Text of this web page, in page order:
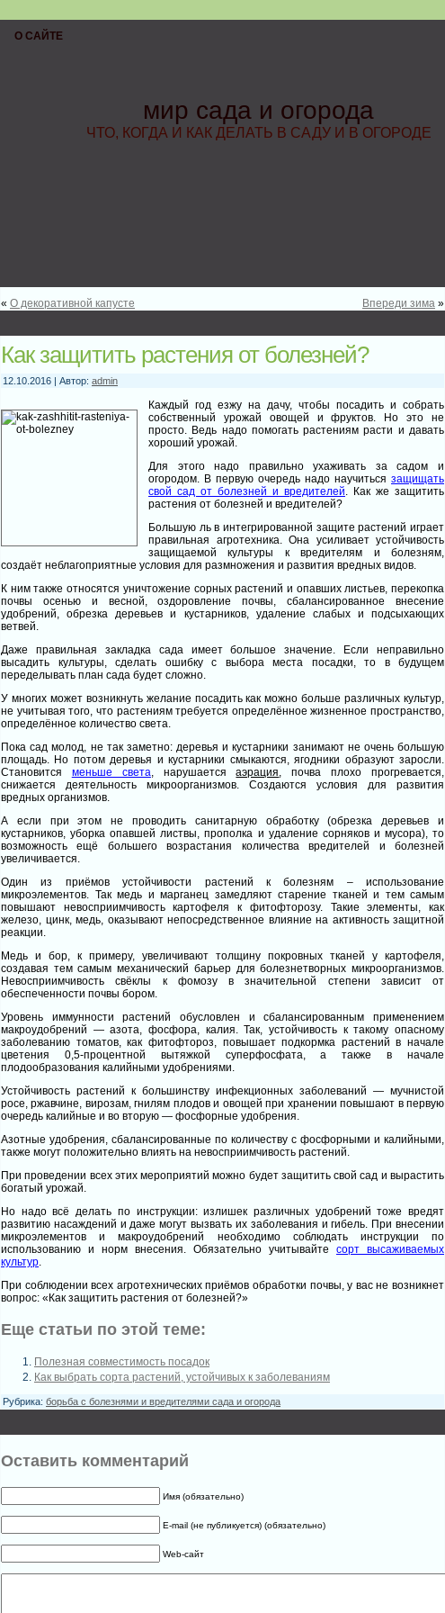
О САЙТЕ
мир сада и огорода
ЧТО, КОГДА И КАК ДЕЛАТЬ В САДУ И В ОГОРОДЕ
« О декоративной капусте Впереди зима »
Как защитить растения от болезней?
12.10.2016 | Автор: admin
Каждый год езжу на дачу, чтобы посадить и собрать
собственный урожай овощей и фруктов. Но это не
просто. Ведь надо помогать растениям расти и давать
хороший урожай.
Для этого надо правильно ухаживать за садом и
огородом. В первую очередь надо научиться защищать
свой сад от болезней и вредителей. Как же защитить
растения от болезней и вредителей?
Большую ль в интегрированной защите растений играет
правильная агротехника. Она усиливает устойчивость
защищаемой культуры к вредителям и болезням,
создаёт неблагоприятные условия для размножения и развития вредных видов.
К ним также относятся уничтожение сорных растений и опавших листьев, перекопка
почвы осенью и весной, оздоровление почвы, сбалансированное внесение
удобрений, обрезка деревьев и кустарников, удаление слабых и подсыхающих
ветвей.
Даже правильная закладка сада имеет большое значение. Если неправильно
высадить культуры, сделать ошибку с выбора места посадки, то в будущем
переделывать план сада будет сложно.
У многих может возникнуть желание посадить как можно больше различных культур,
не учитывая того, что растениям требуется определённое жизненное пространство,
определённое количество света.
Пока сад молод, не так заметно: деревья и кустарники занимают не очень большую
площадь. Но потом деревья и кустарники смыкаются, ягодники образуют заросли.
Становится меньше света, нарушаетсяаэрация, почва плохо прогревается,
снижается деятельность микроорганизмов. Создаются условия для развития
вредных организмов.
А если при этом не проводить санитарную обработку (обрезка деревьев и
кустарников, уборка опавшей листвы, прополка и удаление сорняков и мусора), то
возможность ещё большего возрастания количества вредителей и болезней
увеличивается.
Один из приёмов устойчивости растений к болезням – использование
микроэлементов. Так медь и марганец замедляют старение тканей и тем самым
повышают невосприимчивость картофеля к фитофторозу. Такие элементы, как
железо, цинк, медь, оказывают непосредственное влияние на активность защитной
реакции.
Медь и бор, к примеру, увеличивают толщину покровных тканей у картофеля,
создавая тем самым механический барьер для болезнетворных микроорганизмов.
Невосприимчивость свёклы к фомозу в значительной степени зависит от
обеспеченности почвы бором.
Уровень иммунности растений обусловлен и сбалансированным применением
макроудобрений — азота, фосфора, калия. Так, устойчивость к такому опасному
заболеванию томатов, как фитофтороз, повышает подкормка растений в начале
цветения 0,5-процентной вытяжкой суперфосфата, а также в начале
плодообразования калийными удобрениями.
Устойчивость растений к большинству инфекционных заболеваний — мучнистой
росе, ржавчине, вирозам, гнилям плодов и овощей при хранении повышают в первую
очередь калийные и во вторую — фосфорные удобрения.
Азотные удобрения, сбалансированные по количеству с фосфорными и калийными,
также могут положительно влиять на невосприимчивость растений.
При проведении всех этих мероприятий можно будет защитить свой сад и вырастить
богатый урожай.
Но надо всё делать по инструкции: излишек различных удобрений тоже вредят
развитию насаждений и даже могут вызвать их заболевания и гибель. При внесении
микроэлементов и макроудобрений необходимо соблюдать инструкции по
использованию и норм внесения. Обязательно учитывайте сорт высаживаемых
культур.
При соблюдении всех агротехнических приёмов обработки почвы, у вас не возникнет
вопрос: «Как защитить растения от болезней?»
Еще статьи по этой теме:
Полезная совместимость посадок
Как выбрать сорта растений, устойчивых к заболеваниям
Рубрика: борьба с болезнями и вредителями сада и огорода
Оставить комментарий
Имя (обязательно)
E-mail (не публикуется) (обязательно)
Web-сайт